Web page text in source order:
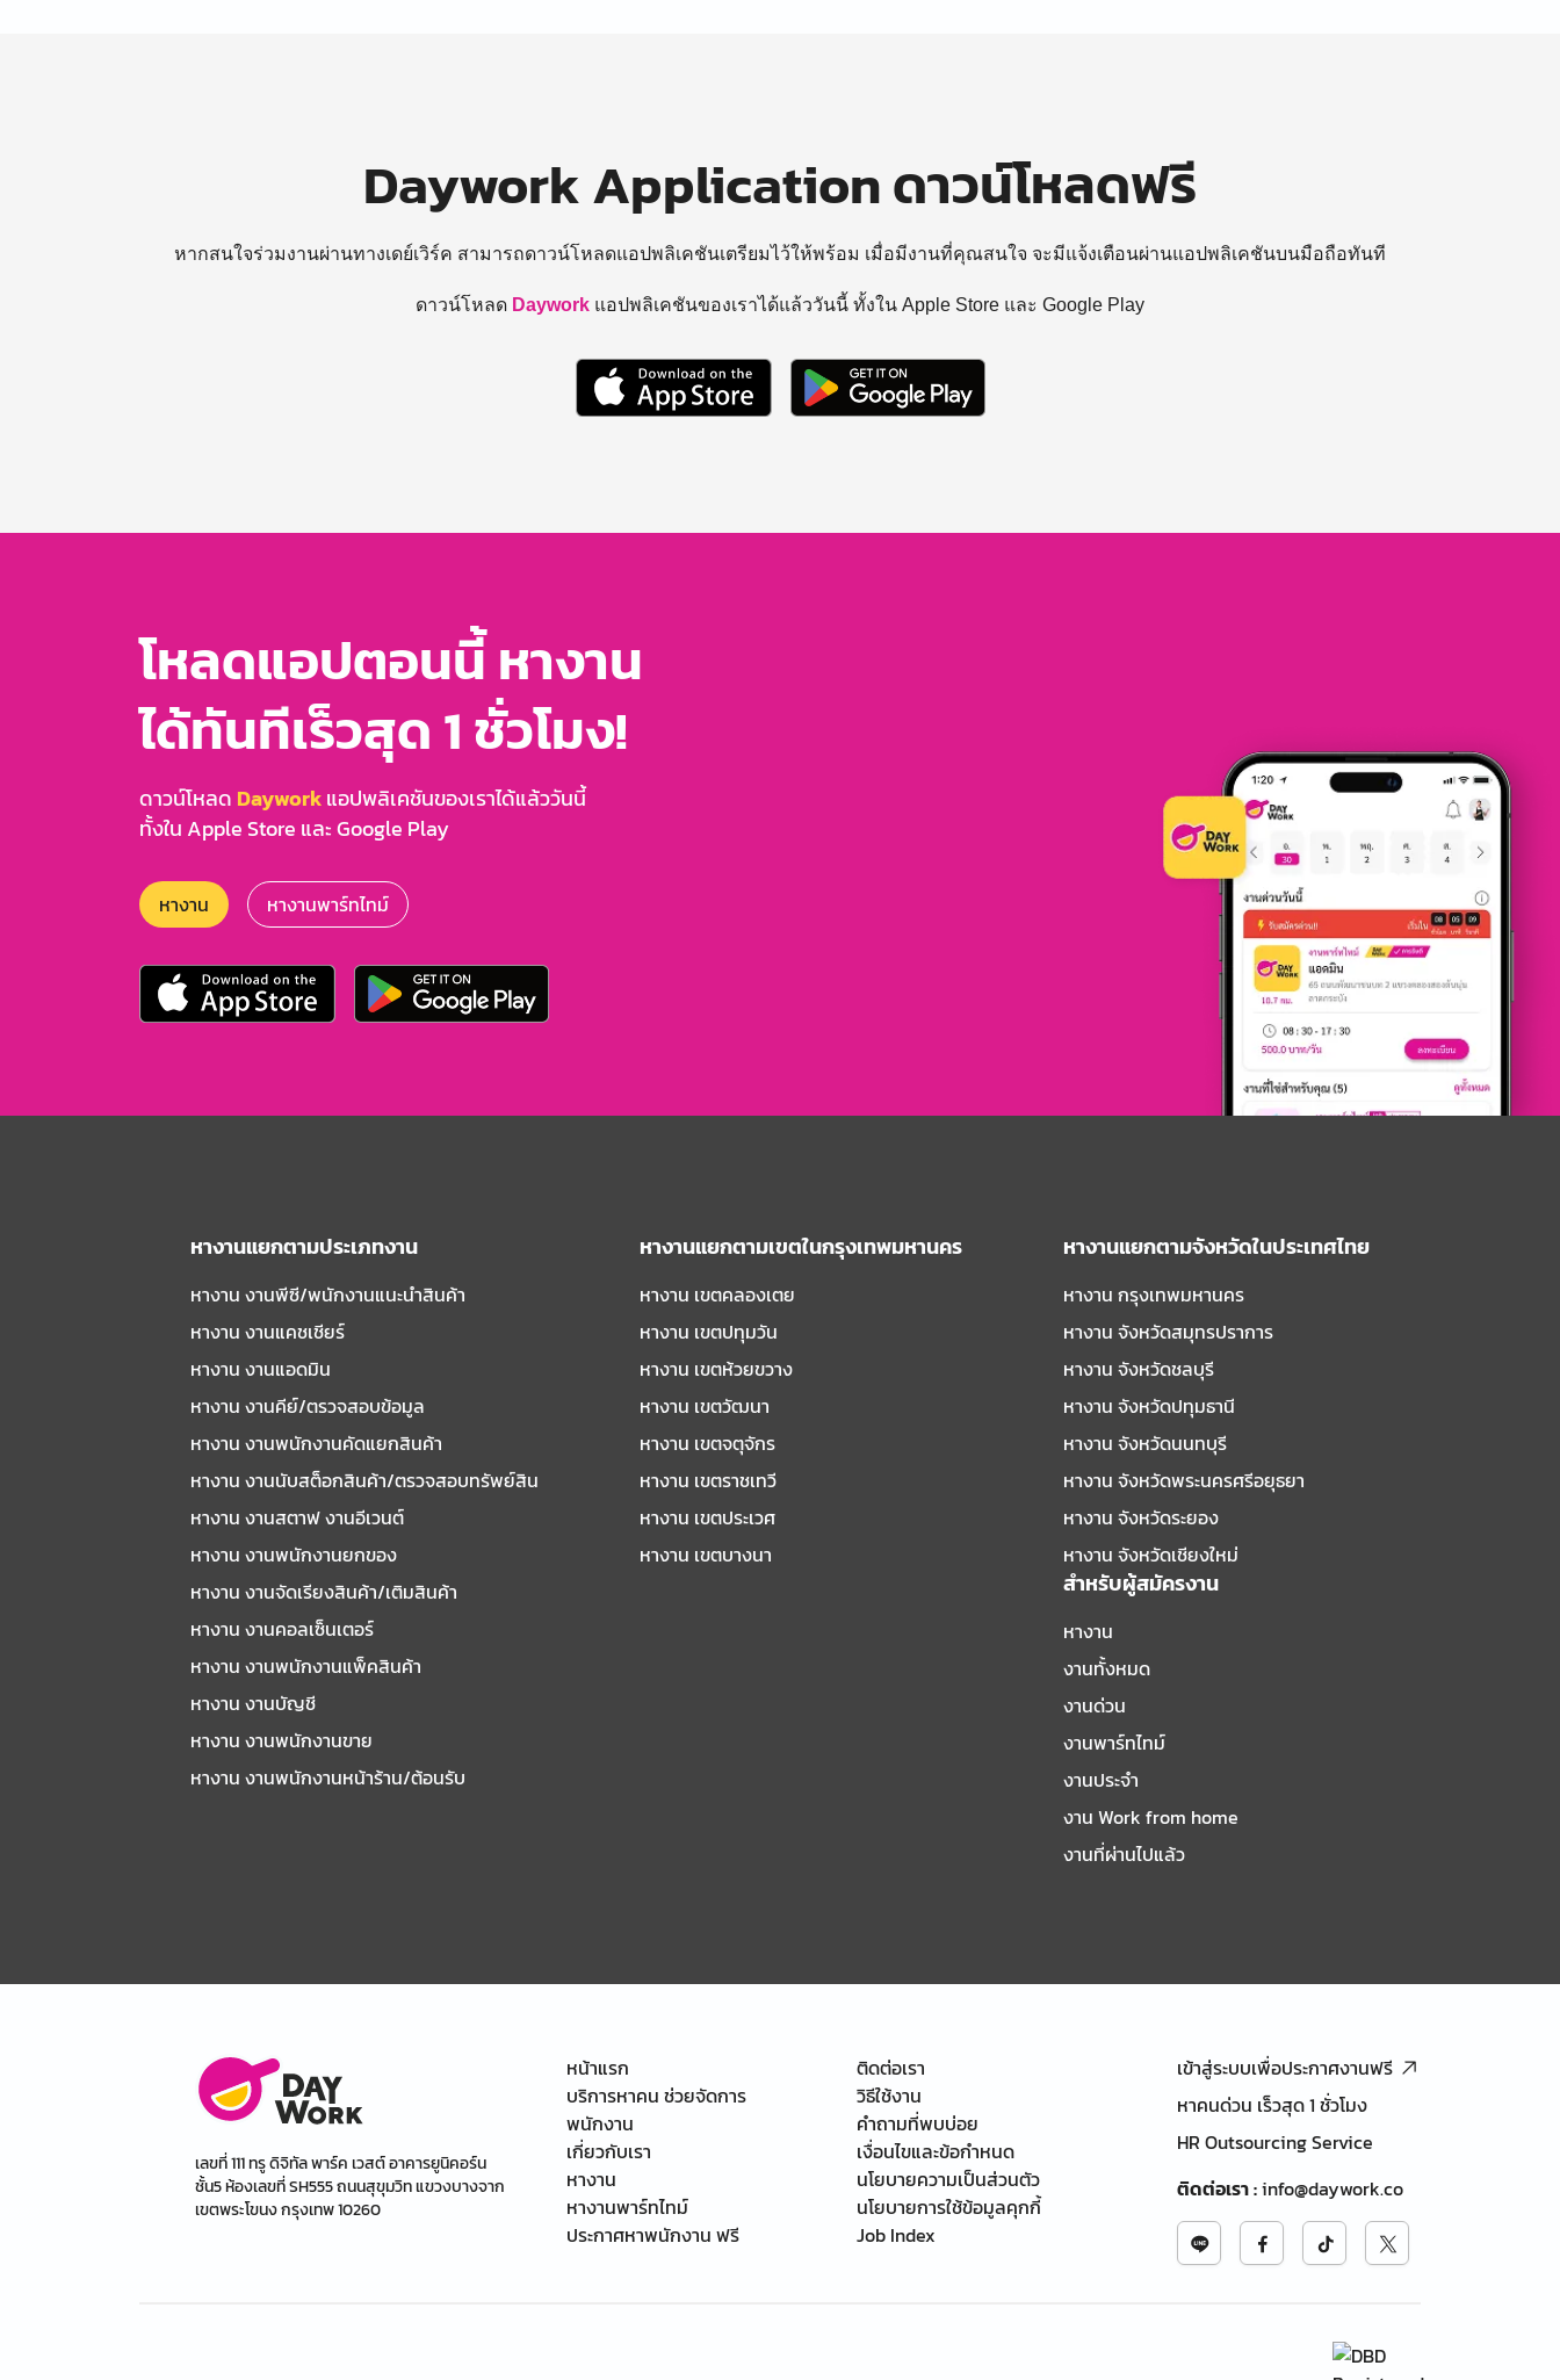
Daywork Application ดาวน์โหลดฟรี
หากสนใจร่วมงานผ่านทางเดย์เวิร์ค สามารถดาวน์โหลดแอปพลิเคชันเตรียมไว้ให้พร้อม เมื่อมีงานที่คุณสนใจ จะมีแจ้งเตือนผ่านแอปพลิเคชันบนมือถือทันที
ดาวน์โหลด Daywork แอปพลิเคชันของเราได้แล้ววันนี้ ทั้งใน Apple Store และ Google Play
โหลดแอปตอนนี้ หางาน
ได้ทันทีเร็วสุด 1 ชั่วโมง!
ดาวน์โหลด Dayworkแอปพลิเคชันของเราได้แล้ววันนี้
ทั้งใน Apple Store และ Google Play
หางาน หางานพาร์ทไทม์
หางานแยกตามประเภทงาน
หางาน งานพีซี/พนักงานแนะนําสินค้า
หางาน งานแคชเชียร์
หางาน งานแอดมิน
หางาน งานคีย์/ตรวจสอบข้อมูล
หางาน งานพนักงานคัดแยกสินค้า
หางาน งานนับสต็อกสินค้า/ตรวจสอบทรัพย์สิน
หางาน งานสตาฟ งานอีเวนต์
หางาน งานพนักงานยกของ
หางาน งานจัดเรียงสินค้า/เติมสินค้า
หางาน งานคอลเซ็นเตอร์
หางาน งานพนักงานแพ็คสินค้า
หางาน งานบัญชี
หางาน งานพนักงานขาย
หางาน งานพนักงานหน้าร้าน/ต้อนรับ
หางานแยกตามเขตในกรุงเทพมหานคร
หางาน เขตคลองเตย
หางาน เขตปทุมวัน
หางาน เขตห้วยขวาง
หางาน เขตวัฒนา
หางาน เขตจตุจักร
หางาน เขตราชเทวี
หางาน เขตประเวศ
หางาน เขตบางนา
หางานแยกตามจังหวัดในประเทศไทย
หางาน กรุงเทพมหานคร
หางาน จังหวัดสมุทรปราการ
หางาน จังหวัดชลบุรี
หางาน จังหวัดปทุมธานี
หางาน จังหวัดนนทบุรี
หางาน จังหวัดพระนครศรีอยุธยา
หางาน จังหวัดระยอง
หางาน จังหวัดเชียงใหม่
สำหรับผู้สมัครงาน
หางาน
งานทั้งหมด
งานด่วน
งานพาร์ทไทม์
งานประจำ
งาน Work from home
งานที่ผ่านไปแล้ว
เลขที่ 111 ทรู ดิจิทัล พาร์ค เวสต์ อาคารยูนิคอร์น
ชั้น5 ห้องเลขที่ SH555 ถนนสุขุมวิท แขวงบางจาก
เขตพระโขนง กรุงเทพ 10260
หน้าแรก
บริการหาคน ช่วยจัดการ
พนักงาน
เกี่ยวกับเรา
หางาน
หางานพาร์ทไทม์
ประกาศหาพนักงาน ฟรี
ติดต่อเรา
วิธีใช้งาน
คำถามที่พบบ่อย
เงื่อนไขและข้อกำหนด
นโยบายความเป็นส่วนตัว
นโยบายการใช้ข้อมูลคุกกี้
Job Index
เข้าสู่ระบบเพื่อประกาศงานฟรี
หาคนด่วน เร็วสุด 1 ชั่วโมง
HR Outsourcing Service
ติดต่อเรา:info@daywork.co